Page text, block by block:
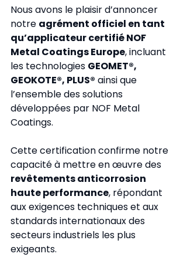
Nous avons le plaisir d’annoncer
notre agrément officiel en tant
qu’applicateur certifié NOF
Metal Coatings Europe, incluant
les technologies GEOMET®,
GEOKOTE®, PLUS® ainsi que
l’ensemble des solutions
développées par NOF Metal
Coatings.
Cette certification confirme notre
capacité à mettre en œuvre des
revêtements anticorrosion
haute performance, répondant
aux exigences techniques et aux
standards internationaux des
secteurs industriels les plus
exigeants.